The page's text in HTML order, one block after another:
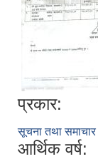
प्रकार:
सूचना तथा समाचार
आर्थिक वर्ष: